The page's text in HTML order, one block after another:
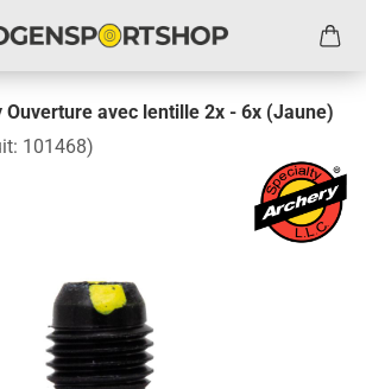
avec lentille 2x - 6x (Jaune)
101468)